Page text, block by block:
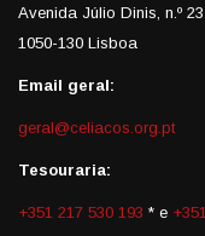
Avenida Júlio Dinis, n.º
1050-130 Lisboa
Email geral:
geral@celiacos.org.pt
Tesouraria:
+351 217 530 193 * e